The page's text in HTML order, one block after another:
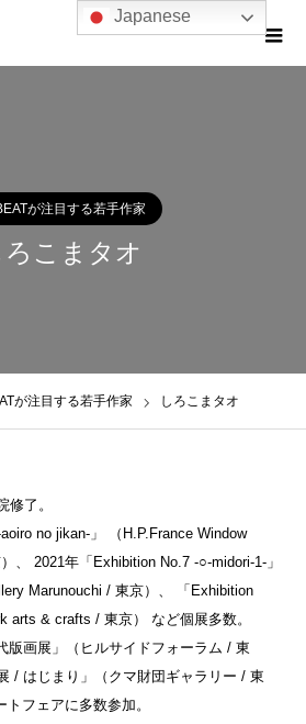
が注目する若手作家
ろこまタオ
が注目する若手作家 しろこまタオ
修了。
no jikan-」 （H.P.France Window
、 2021年「Exhibition No.7 -○-midori-1-」
Marunouchi / 東京）、 「Exhibition
arts & crafts / 東京） など個展多数。
版画展」（ヒルサイドフォーラム / 東
/ はじまり」（クマ財団ギャラリー / 東
フェアに多数参加。
Japanese